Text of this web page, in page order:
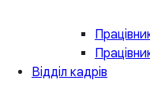
Відділ кадрів